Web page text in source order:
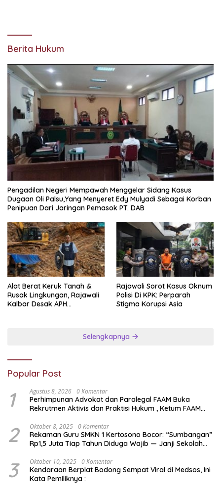
Berita Hukum
Pengadilan Negeri Mempawah Menggelar Sidang Kasus
Dugaan Oli Palsu,Yang Menyeret Edy Mulyadi Sebagai Korban
Penipuan Dari Jaringan Pemasok PT. DAB
Alat Berat Keruk Tanah &
Rusak Lingkungan, Rajawali
Kalbar Desak APH
Rajawali Sorot Kasus Oknum
Polisi Di KPK: Perparah
Stigma Korupsi Asia
Selengkapnya
Popular Post
1 Agustus 8, 2026 0 Komentar
Perhimpunan Advokat dan Paralegal FAAM Buka
Rekrutmen Aktivis dan Praktisi Hukum , Ketum FAAM
2 Oktober 8, 2025 0 Komentar
Rekaman Guru SMKN 1 Kertosono Bocor: “Sumbangan”
Rp1,5 Juta Tiap Tahun Diduga Wajib — Janji Sekolah
3 Oktober 10, 2025 0 Komentar
Kendaraan Berplat Bodong Sempat Viral di Medsos, Ini
Kata Pemiliknya :